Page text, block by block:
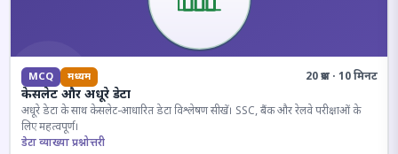
MCQ मध्यम 20 प्रश्न · 10 मिनट
केसलेट और अधूरे डेटा
अधूरे डेटा के साथ केसलेट-आधारित डेटा विश्लेषण सीखें। SSC, बैंक और रेलवे परीक्षाओं के
लिए महत्वपूर्ण।
डेटा व्याख्या प्रश्नोत्तरी